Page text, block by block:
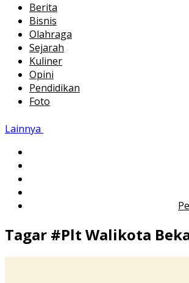
Berita
Bisnis
Olahraga
Sejarah
Kuliner
Opini
Pendidikan
Foto
Lainnya
Tagar #Plt Walikota